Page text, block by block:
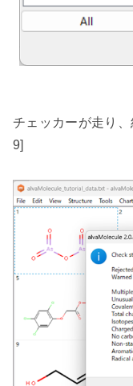
チェッカーが走り、
9]